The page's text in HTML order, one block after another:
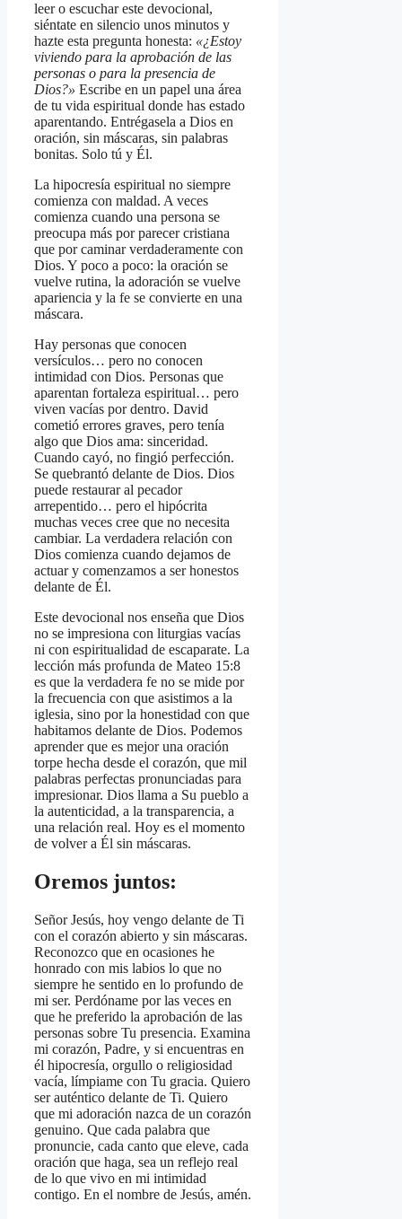
leer o escuchar este devocional,
siéntate en silencio unos minutos y
hazte esta pregunta honesta: «¿Estoy
viviendo para la aprobación de las
personas o para la presencia de
Dios?» Escribe en un papel una área
de tu vida espiritual donde has estado
aparentando. Entrégasela a Dios en
oración, sin máscaras, sin palabras
bonitas. Solo tú y Él.
La hipocresía espiritual no siempre
comienza con maldad. A veces
comienza cuando una persona se
preocupa más por parecer cristiana
que por caminar verdaderamente con
Dios. Y poco a poco: la oración se
vuelve rutina, la adoración se vuelve
apariencia y la fe se convierte en una
máscara.
Hay personas que conocen
versículos… pero no conocen
intimidad con Dios. Personas que
aparentan fortaleza espiritual… pero
viven vacías por dentro. David
cometió errores graves, pero tenía
algo que Dios ama: sinceridad.
Cuando cayó, no fingió perfección.
Se quebrantó delante de Dios. Dios
puede restaurar al pecador
arrepentido… pero el hipócrita
muchas veces cree que no necesita
cambiar. La verdadera relación con
Dios comienza cuando dejamos de
actuar y comenzamos a ser honestos
delante de Él.
Este devocional nos enseña que Dios
no se impresiona con liturgias vacías
ni con espiritualidad de escaparate. La
lección más profunda de Mateo 15:8
es que la verdadera fe no se mide por
la frecuencia con que asistimos a la
iglesia, sino por la honestidad con que
habitamos delante de Dios. Podemos
aprender que es mejor una oración
torpe hecha desde el corazón, que mil
palabras perfectas pronunciadas para
impresionar. Dios llama a Su pueblo a
la autenticidad, a la transparencia, a
una relación real. Hoy es el momento
de volver a Él sin máscaras.
Oremos juntos:
Señor Jesús, hoy vengo delante de Ti
con el corazón abierto y sin máscaras.
Reconozco que en ocasiones he
honrado con mis labios lo que no
siempre he sentido en lo profundo de
mi ser. Perdóname por las veces en
que he preferido la aprobación de las
personas sobre Tu presencia. Examina
mi corazón, Padre, y si encuentras en
él hipocresía, orgullo o religiosidad
vacía, límpiame con Tu gracia. Quiero
ser auténtico delante de Ti. Quiero
que mi adoración nazca de un corazón
genuino. Que cada palabra que
pronuncie, cada canto que eleve, cada
oración que haga, sea un reflejo real
de lo que vivo en mi intimidad
contigo. En el nombre de Jesús, amén.